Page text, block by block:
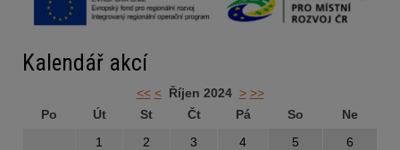
Kalendář akcí
<< < Říjen 2024 > >>
Po
Út St Čt Pá So
Ne
1
2 3 4 5
6